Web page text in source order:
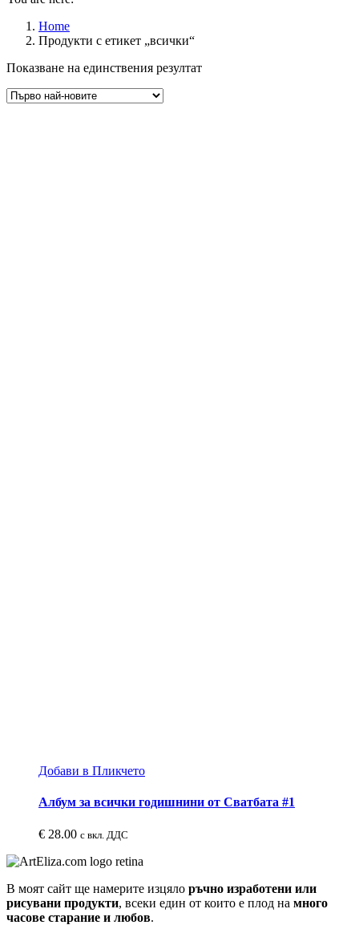
Home
Продукти с етикет „всички“
Показване на единствения резултат
Добави в Пликчето
Албум за всички годишнини от Сватбата #1
€ 28.00 с вкл. ДДС
В моят сайт ще намерите изцяло ръчно изработени или
рисувани продукти, всеки един от които е плод на много
часове старание и любов.